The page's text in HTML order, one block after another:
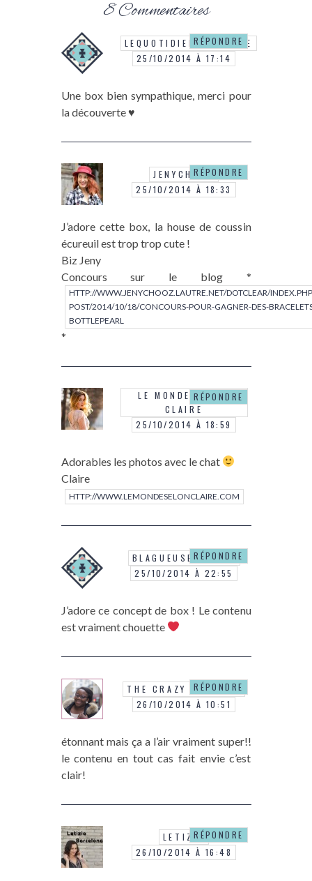
8 Commentaires
LEQUOTIDIENDUNEFILLE
25/10/2014 À 17:14
Une box bien sympathique, merci pour
la découverte ♥
RÉPONDRE
JENYCHOOZ
25/10/2014 À 18:33
J’adore cette box, la house de coussin
écureuil est trop trop cute !
Biz Jeny
Concours sur le blog *
HTTP://WWW.JENYCHOOZ.LAUTRE.NET/DOTCLEAR/
POST/2014/10/18/CONCOURS-POUR-GAGNER-DES-
BOTTLEPEARL
*
RÉPONDRE
LE MONDE SELON
CLAIRE
25/10/2014 À 18:59
Adorables les photos avec le chat
Claire
HTTP://WWW.LEMONDESELONCLAIRE.COM
RÉPONDRE
BLAGUEUSEDEMODE
25/10/2014 À 22:55
J’adore ce concept de box ! Le contenu
est vraiment chouette
RÉPONDRE
THE CRAZY SOPRANE
26/10/2014 À 10:51
étonnant mais ça a l’air vraiment super!!
le contenu en tout cas fait envie c’est
clair!
RÉPONDRE
LETIZIA
26/10/2014 À 16:48
RÉPONDRE